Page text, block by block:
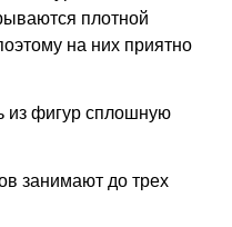
плотной
на них приятно
из фигур сплошную
занимают до трех